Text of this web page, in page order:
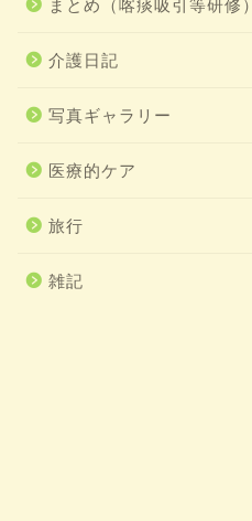
まとめ（喀痰吸引等研修）
介護日記
写真ギャラリー
医療的ケア
旅行
雑記